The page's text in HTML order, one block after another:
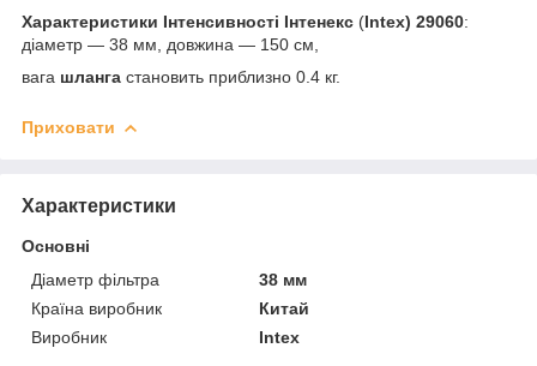
Характеристики Інтенсивності Інтенекс (Intex) 29060:
діаметр — 38 мм, довжина — 150 см,
вага шланга становить приблизно 0.4 кг.
Приховати
Характеристики
Основні
Діаметр фільтра
38 мм
Країна виробник
Китай
Виробник
Intex